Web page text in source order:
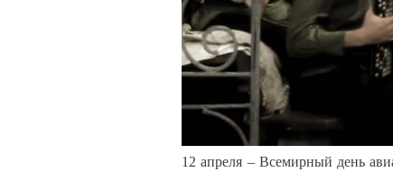
12 апреля – Всемирный день